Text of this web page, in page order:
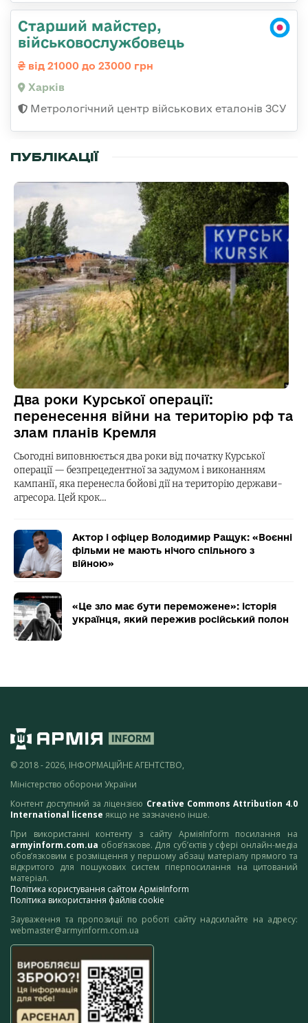
Старший майстер,
військовослужбовець
від 21000 до 23000 грн
Харків
Метрологічний центр військових еталонів ЗСУ
ПУБЛІКАЦІЇ
Два роки Курської операції:
перенесення війни на територію рф та
злам планів Кремля
Сьогодні виповнюється два роки від початку Курської
операції — безпрецедентної за задумом і виконанням
кампанії, яка перенесла бойові дії на територію держави-
агресора. Цей крок…
Актор і офіцер Володимир Ращук: «Воєнні
фільми не мають нічого спільного з
війною»
«Це зло має бути переможене»: історія
українця, який пережив російський полон
© 2018 - 2026, ІНФОРМАЦІЙНЕ АГЕНТСТВО,
Міністерство оборони України
Контент доступний за ліцензією Creative Commons Attribution 4.0
International license якщо не зазначено інше.
При використанні контенту з сайту АрміяInform посилання на
armyinform.com.ua обов’язкове. Для суб’єктів у сфері онлайн-медіа
обов’язковим є розміщення у першому абзаці матеріалу прямого та
відкритого для пошукових систем гіперпосилання на цитований
матеріал.
Політика користування сайтом АрміяInform
Політика використання файлів cookie
Зауваження та пропозиції по роботі сайту надсилайте на адресу:
webmaster@armyinform.com.ua